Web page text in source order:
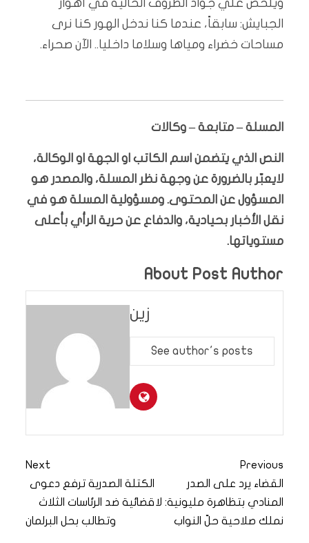
ويلخص علي جواد الظروف الحالية في أهوار
الجبايش: سابقاً، عندما كنا ندخل الهور كنا نرى
مساحات خضراء ومياها وسلاما داخليا.. الآن صحراء.
المسلة – متابعة – وكالات
النص الذي يتضمن اسم الكاتب او الجهة او الوكالة،
لايعبّر بالضرورة عن وجهة نظر المسلة، والمصدر هو
المسؤول عن المحتوى. ومسؤولية المسلة هو في
نقل الأخبار بحيادية، والدفاع عن حرية الرأي بأعلى
مستوياتها.
About Post Author
زين
See author's posts
Previous
القضاء يرد على الصدر
المنادي بتظاهرة مليونية: لا
نملك صلاحية حلّ النواب
Next
الكتلة الصدرية ترفع دعوى
قضائية ضد الرئاسات الثلاث
وتطالب بحل البرلمان